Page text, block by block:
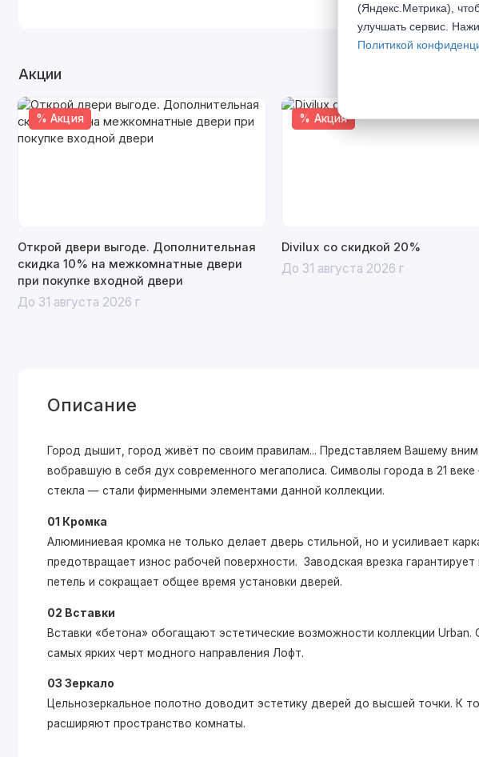
Акции
% Акция
Открой двери выгоде. Дополнительная
скидка 10% на межкомнатные двери
при покупке входной двери
До 31 августа 2026 г
% Акция
Divilux со скидкой 20%
До 31 августа 2026 г
Описание
Город дышит, город живёт по своим правилам... Представляем Вашему
вобравшую в себя дух современного мегаполиса. Символы города в 21
стекла — стали фирменными элементами данной коллекции.
01 Кромка
Алюминиевая кромка не только делает дверь стильной, но и усиливает
предотвращает износ рабочей поверхности. Заводская врезка
петель и сокращает общее время установки дверей.
02 Вставки
Вставки «бетона» обогащают эстетические возможности коллекции
самых ярких черт модного направления Лофт.
03 Зеркало
Цельнозеркальное полотно доводит эстетику дверей до высшей точки. К
расширяют пространство комнаты.
(Яндекс.Метрика),
улучшать сервис.
Политикой